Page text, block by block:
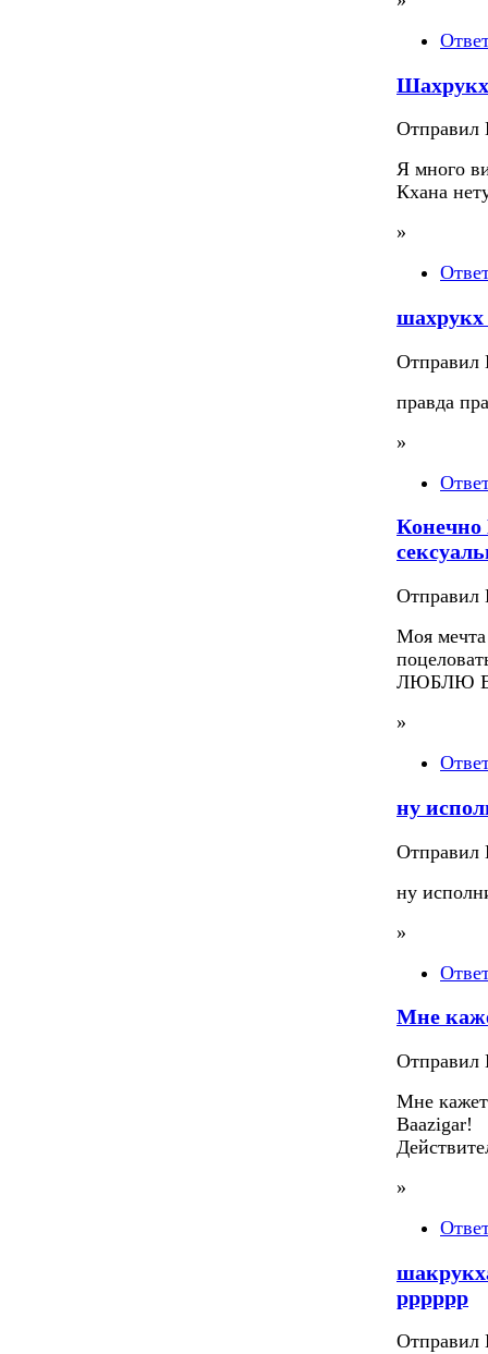
Отправил
Я много
Кхана
»
Отправил
правда
»
Отправил
Моя мечта
ЛЮБЛЮ
»
ну
Отправил
ну
»
Мне
Отправил
Мне
Baazigar!
»
рррррр
Отправил